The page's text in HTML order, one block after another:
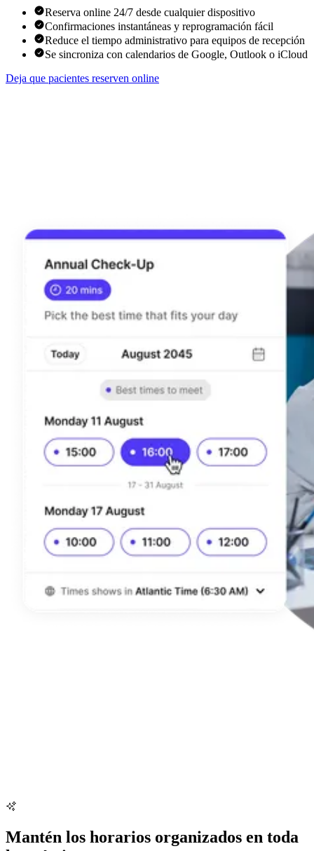
Reserva online 24/7 desde cualquier dispositivo
Confirmaciones instantáneas y reprogramación fácil
Reduce el tiempo administrativo para equipos de recepción
Se sincroniza con calendarios de Google, Outlook o iCloud
Deja que pacientes reserven online
Mantén los horarios organizados en toda